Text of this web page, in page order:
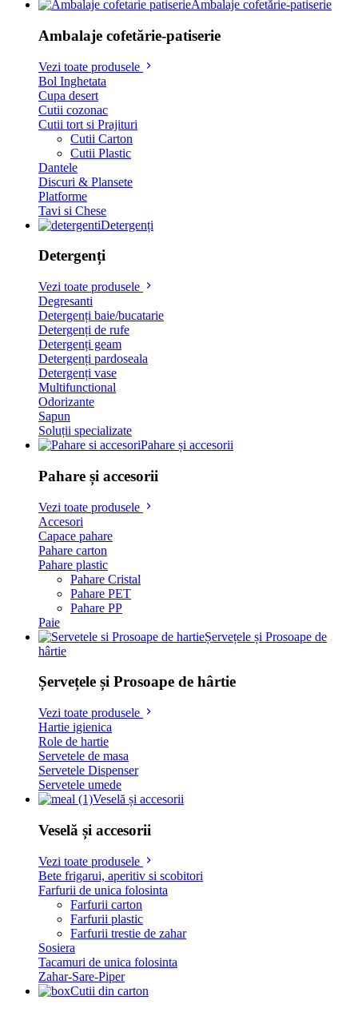
Ambalaje cofetărie-patiserie
Ambalaje cofetărie-patiserie
Vezi toate produsele
Bol Inghetata
Cupa desert
Cutii cozonac
Cutii tort si Prajituri
Cutii Carton
Cutii Plastic
Dantele
Discuri & Plansete
Platforme
Tavi si Chese
Detergenți
Detergenți
Vezi toate produsele
Degresanti
Detergenți baie/bucatarie
Detergenți de rufe
Detergenți geam
Detergenți pardoseala
Detergenți vase
Multifunctional
Odorizante
Sapun
Soluții specializate
Pahare și accesorii
Pahare și accesorii
Vezi toate produsele
Accesori
Capace pahare
Pahare carton
Pahare plastic
Pahare Cristal
Pahare PET
Pahare PP
Paie
Șervețele și Prosoape de
hârtie
Șervețele și Prosoape de hârtie
Vezi toate produsele
Hartie igienica
Role de hartie
Servetele de masa
Servetele Dispenser
Servetele umede
Veselă și accesorii
Veselă și accesorii
Vezi toate produsele
Bete frigarui, aperitiv si scobitori
Farfurii de unica folosinta
Farfurii carton
Farfurii plastic
Farfurii trestie de zahar
Sosiera
Tacamuri de unica folosinta
Zahar-Sare-Piper
Cutii din carton